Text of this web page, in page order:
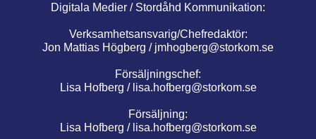
Digitala Medier / Stordåhd Kommunikation:
Verksamhetsansvarig/Chefredaktör:
Jon Mattias Högberg / jmhogberg@storkom.se
Försäljningschef:
Lisa Hofberg / lisa.hofberg@storkom.se
Försäljning:
Lisa Hofberg / lisa.hofberg@storkom.se